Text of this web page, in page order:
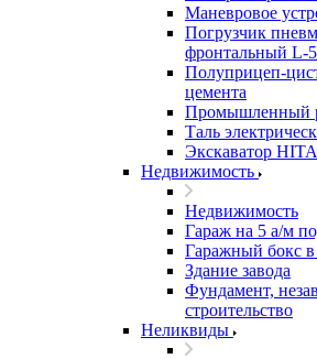
Маневровое
Погрузчик
фронтальный L-
Полуприцеп-
цемента
Промышленный
Таль
Экскаватор
Недвижимость
Недвижимость
Гараж на 5 а/м
Гаражный бокс
Здание завода
Фундамент,
строительство
Неликвиды